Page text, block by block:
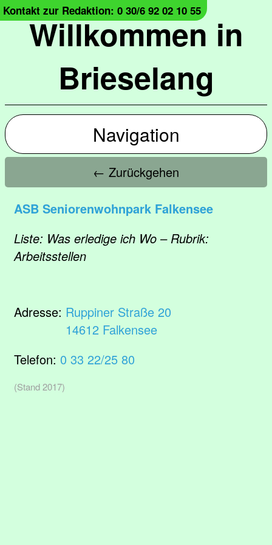
Willkommen in
Brieselang
Kontakt zur Redaktion: 0 30/6 92 02 10 55
Navigation
← Zurückgehen
ASB Seniorenwohnpark Falkensee
Liste: Was erledige ich Wo – Rubrik:
Arbeitsstellen
Adresse: Ruppiner Straße 20
14612 Falkensee
Telefon: 0 33 22/25 80
(Stand 2017)